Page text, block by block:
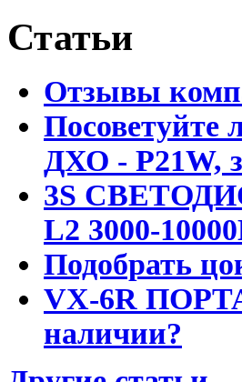
Статьи
Отзывы
Посоветуйте
ДХО - P21W,
3S
L2 3000-
Подобрать
VX-6R
наличии?